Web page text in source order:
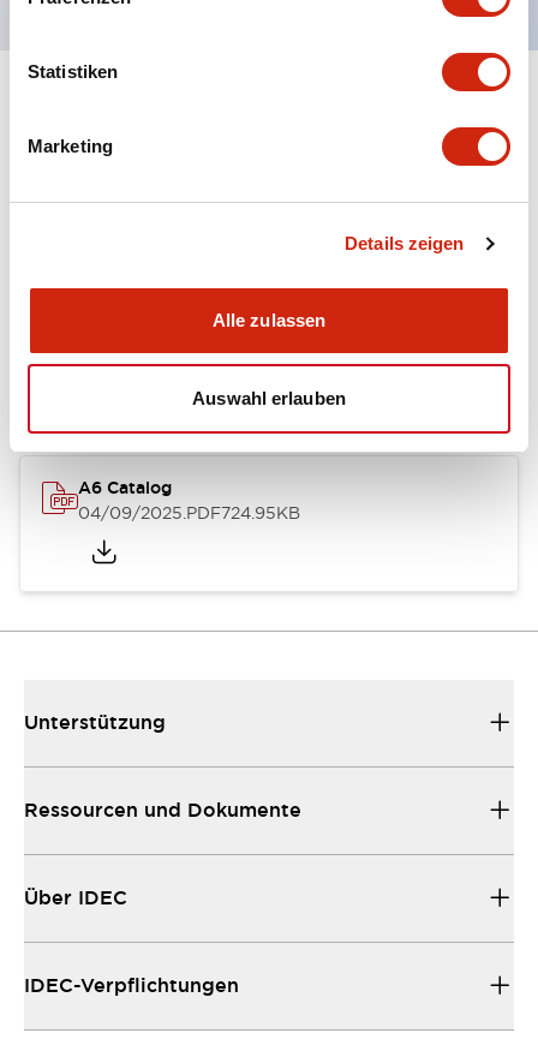
Statistiken
Marketing
Details zeigen
Alle zulassen
Auswahl erlauben
Other Specifications
Dokumente und Dateien
Kataloge & Broschüren
A6 Catalog
04/09/2025.PDF724.95KB
Unterstützung
Ressourcen und Dokumente
Über IDEC
IDEC-Verpflichtungen